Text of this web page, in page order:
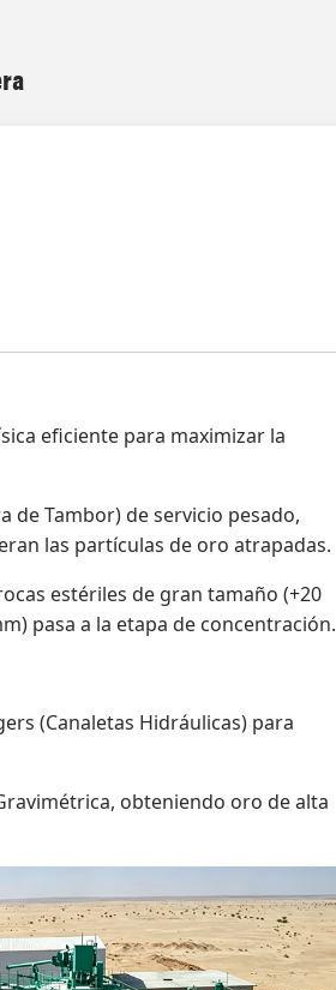
eficiente para maximizar la
de Tambor) de servicio pesado,
las partículas de oro atrapadas.
estériles de gran tamaño (+20
pasa a la etapa de concentración.
(Canaletas Hidráulicas) para
obteniendo oro de alta